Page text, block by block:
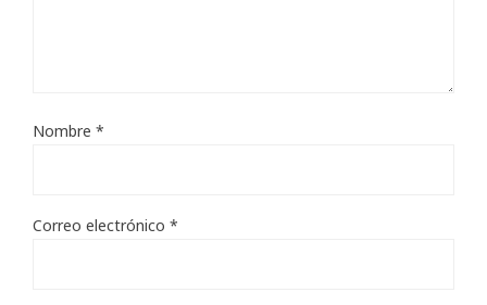
Nombre *
Correo electrónico *